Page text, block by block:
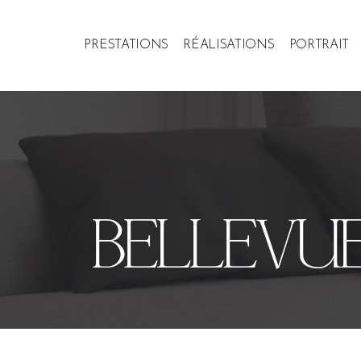
PRESTATIONS RÉALISATIONS PORTRAIT